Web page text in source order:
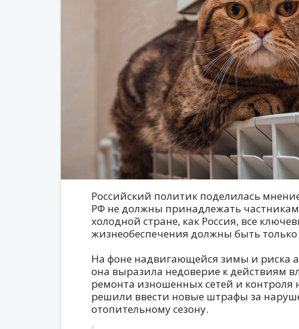
Российский политик поделилась
РФ не должны принадлежать
холодной стране, как Россия, все
жизнеобеспечения должны быть
На фоне надвигающейся зимы и риска
она выразила недоверие к действиям
ремонта изношенных сетей и контроля
решили ввести новые штрафы за
отопительному сезону.